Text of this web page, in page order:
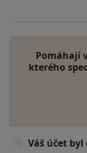
Pomáhají
kterého
Váš účet